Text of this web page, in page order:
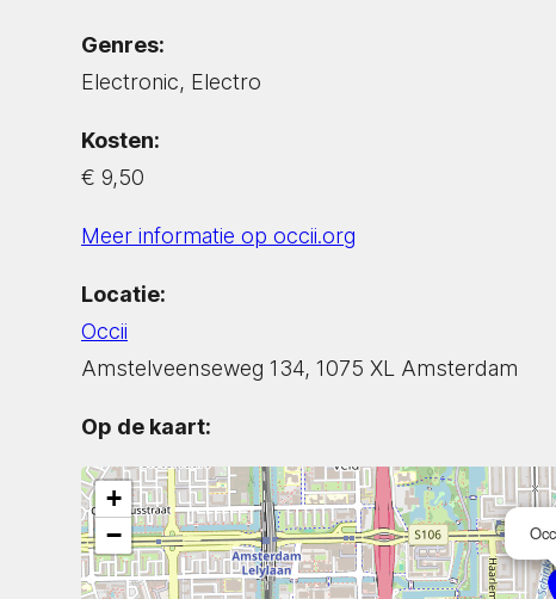
Genres:
Electronic, Electro
Kosten:
€ 9,50
Meer informatie op occii.org
Locatie:
Occii
Amstelveenseweg 134, 1075 XL Amsterdam
Op de kaart:
+
−